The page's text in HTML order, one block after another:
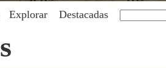
Explorar Destacadas